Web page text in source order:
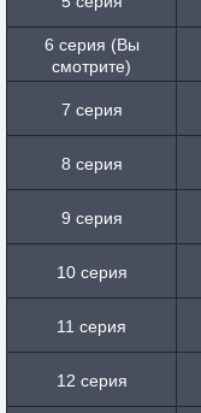
6 серия (Вы
смотрите)
7 серия
8 серия
9 серия
10 серия
11 серия
12 серия